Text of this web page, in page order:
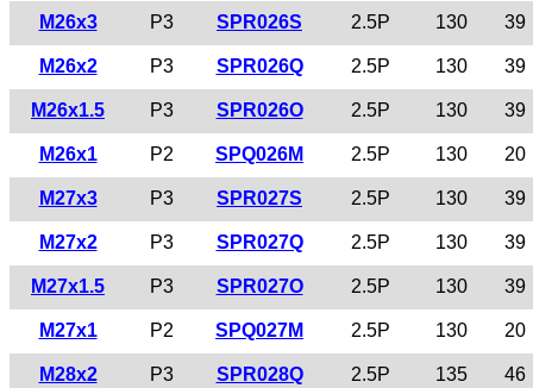
M26x3 P3 SPR026S 2.5P 130 39
M26x2 P3 SPR026Q 2.5P 130 39
M26x1.5 P3 SPR026O 2.5P 130 39
M26x1 P2 SPQ026M 2.5P 130 20
M27x3 P3 SPR027S 2.5P 130 39
M27x2 P3 SPR027Q 2.5P 130 39
M27x1.5 P3 SPR027O 2.5P 130 39
M27x1 P2 SPQ027M 2.5P 130 20
M28x2 P3 SPR028Q 2.5P 135 46